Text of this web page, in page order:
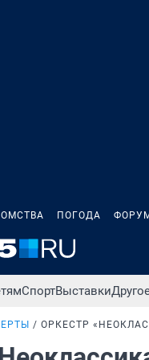
ПОГОДА
СпортВыставки
ОРКЕСТР